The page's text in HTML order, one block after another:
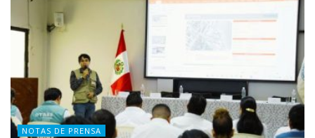
NOTAS DE PRENSA